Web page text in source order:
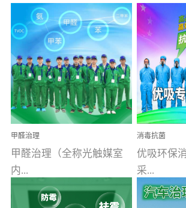
甲醛治理
甲醛治理（全称光触媒室
内...
消毒抗菌
优吸环保
采...